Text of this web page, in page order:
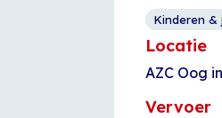
Kinderen &
Locatie
AZC Oog
Vervoer